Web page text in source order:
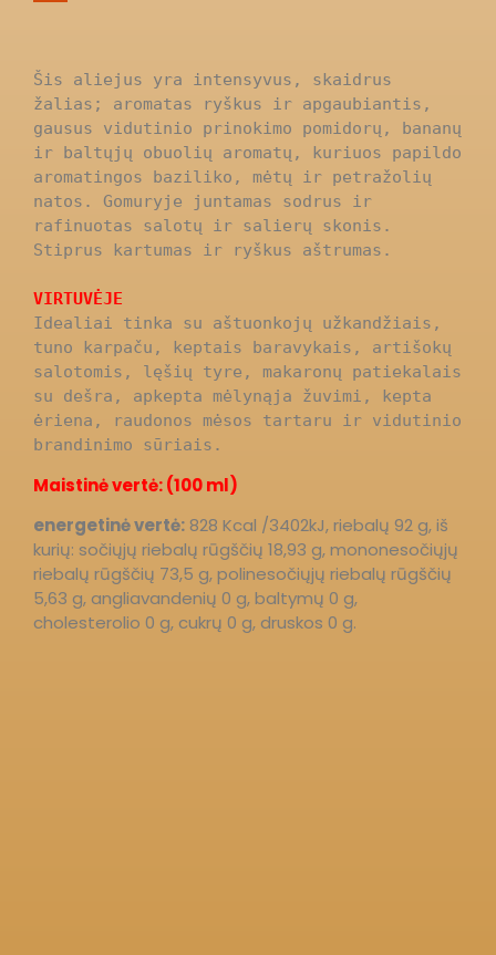
Šis aliejus yra intensyvus, skaidrus
žalias; aromatas ryškus ir apgaubiantis,
gausus vidutinio prinokimo pomidorų, bananų
ir baltųjų obuolių aromatų, kuriuos papildo
aromatingos baziliko, mėtų ir petražolių
natos. Gomuryje juntamas sodrus ir
rafinuotas salotų ir salierų skonis.
Stiprus kartumas ir ryškus aštrumas.
VIRTUVĖJE
Idealiai tinka su aštuonkojų užkandžiais,
tuno karpaču, keptais baravykais, artišokų
salotomis, lęšių tyre, makaronų patiekalais
su dešra, apkepta mėlynąja žuvimi, kepta
ėriena, raudonos mėsos tartaru ir vidutinio
brandinimo sūriais.
Maistinė vertė: (100 ml)
energetinė vertė: 828 Kcal /3402kJ, riebalų 92 g, iš
kurių: sočiųjų riebalų rūgščių 18,93 g, mononesočiųjų
riebalų rūgščių 73,5 g, polinesočiųjų riebalų rūgščių
5,63 g, angliavandenių 0 g, baltymų 0 g,
cholesterolio 0 g, cukrų 0 g, druskos 0 g.